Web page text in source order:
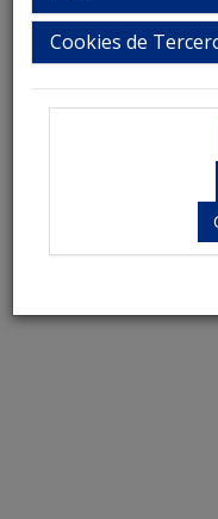
Cookies de
Congreso ASANEC 2025
Congreso ASANEC 2024
Secretaría